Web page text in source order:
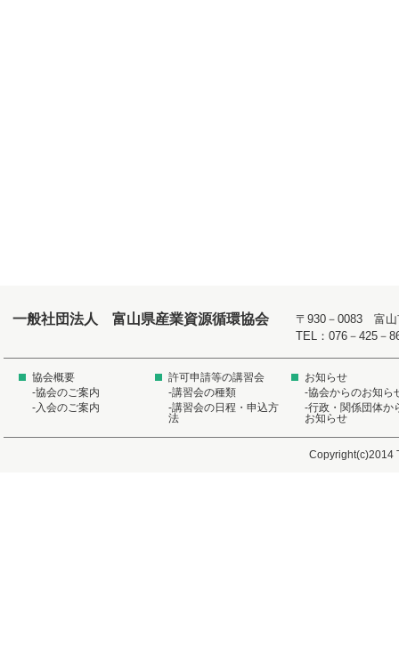
一般社団法人 富山県産業資源循環協会
〒930－0083 富山
TEL：076－425
協会概要
-協会のご案内
-入会のご案内
許可申請等の講習会
-講習会の種類
-講習会の日程・申込方
法
お知らせ
-協会からのお知ら
-行政・関係団体か
お知らせ
Copyright(c)2014